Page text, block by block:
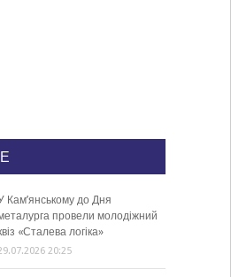
Кам’янському до Дня
провели молодіжний
«Сталева логіка»
20:25